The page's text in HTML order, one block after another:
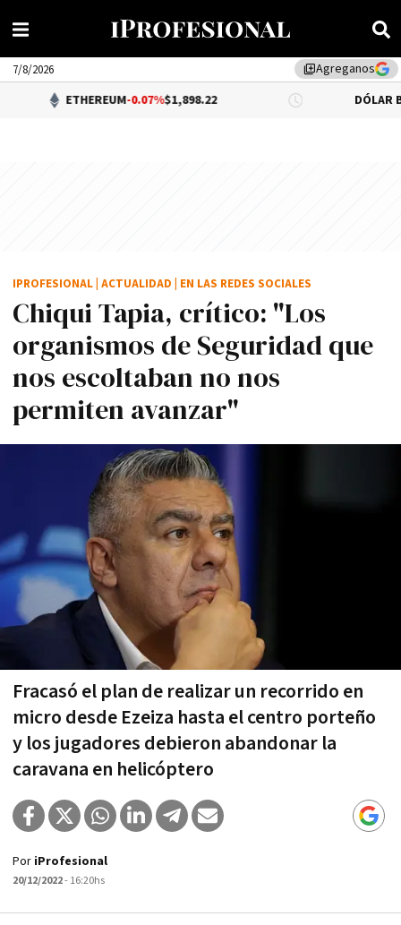
library_addAgreganos
7/8/2026
-0.07%$1,898.22 DÓLAR BNA $1,520.00
Chiqui Tapia, crítico: "Los
organismos de Seguridad que
nos escoltaban no nos
permiten avanzar"
Fracasó el plan de realizar un recorrido en
micro desde Ezeiza hasta el centro porteño
y los jugadores debieron abandonar la
caravana en helicóptero
IPROFESIONAL ACTUALIDAD EN LAS REDES SOCIALES
Por iProfesional
20/12/2022- 16:20hs